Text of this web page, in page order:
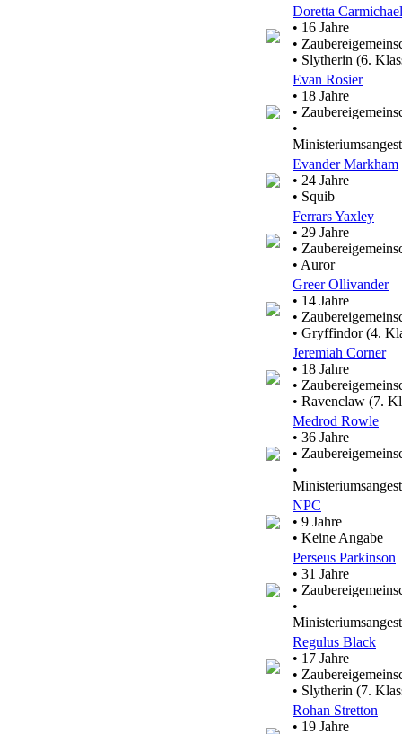
Doretta Carmichael
• 16 Jahre
•
• Slytherin (6.
Evan Rosier
• 18 Jahre
•
•
Evander Markham
• 24 Jahre
• Squib
Ferrars Yaxley
• 29 Jahre
•
• Auror
Greer Ollivander
• 14 Jahre
•
• Gryffindor (4.
Jeremiah Corner
• 18 Jahre
•
• Ravenclaw (7.
Medrod Rowle
• 36 Jahre
•
•
NPC
• 9 Jahre
• Keine Angabe
Perseus Parkinson
• 31 Jahre
•
•
Regulus Black
• 17 Jahre
•
• Slytherin (7.
Rohan Stretton
• 19 Jahre